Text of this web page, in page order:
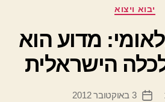
קטגוריות
יבוא ויצוא
מדוע הוא
הישראלית
תאריך
3 באוקטובר 2012